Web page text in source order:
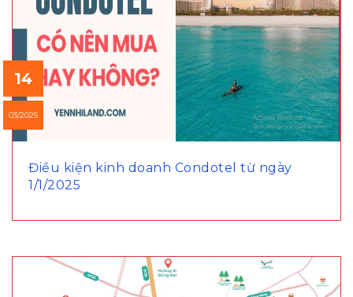
14
03/2025
Điều kiện kinh doanh Condotel từ ngày
1/1/2025